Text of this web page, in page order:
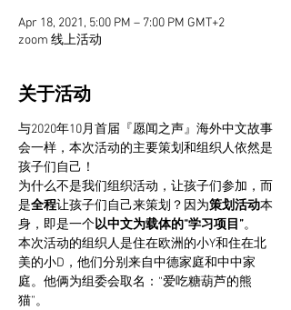
Apr 18, 2021, 5:00 PM – 7:00 PM GMT+2
zoom 线上活动
关于活动
与2020年10月首届『愿闻之声』海外中文故事
会一样，本次活动的主要策划和组织人依然是
孩子们自己！
为什么不是我们组织活动，让孩子们参加，而
是全程让孩子们自己来策划？因为策划活动本
身，即是一个以中文为载体的“学习项目”。
本次活动的组织人是住在欧洲的小Y和住在北
美的小D，他们分别来自中德家庭和中中家
庭。他俩为组委会取名：“爱吃糖葫芦的熊
猫”。